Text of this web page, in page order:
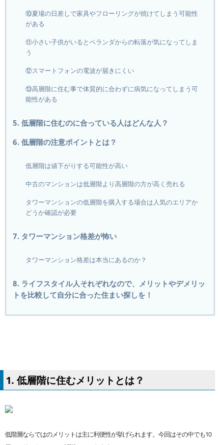
⑩夏場の日差しで家具やフローリングが焼けてしまう可能性
がある
⑪小さい子供がいるとベランダからの転落が気になってしま
う
⑫スマートフォンの電波が届きにくい
⑬高層階に住む事で体質的に合わずに病気になってしまう可
能性がある
5. 低層階に住むのに合っている人はどんな人？
6. 低層階の注意ポイントとは？
低層階は値下がりする可能性が高い
中古のマンションは低層階より高層階の方が高く売れる
タワーマンションの低層階を購入する場合は人気のエリアか
どうか確認が必要
7. タワーマンション格差が怖い
タワーマンション格差は本当にあるのか？
8. ライフスタイル人それぞれなので、メリットやデメリッ
トを比較して自分に合った住まい探しを！
1. 低層階に住むメリットとは？
低階層ならではのメリットは主に利便性が挙げられます。今回はその中でも10